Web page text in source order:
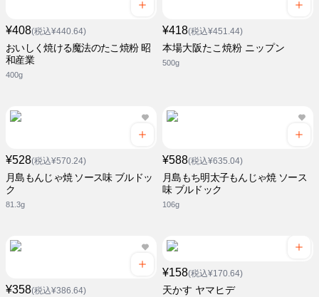
¥408(税込¥440.64)
おいしく焼ける魔法のたこ焼粉 昭
和産業
400g
¥418(税込¥451.44)
本場大阪たこ焼粉 ニップン
500g
¥528(税込¥570.24)
月島もんじゃ焼 ソース味 ブルドッ
ク
81.3g
¥588(税込¥635.04)
月島もち明太子もんじゃ焼 ソース
味 ブルドック
106g
¥358(税込¥386.64)
¥158(税込¥170.64)
天かす ヤマヒデ